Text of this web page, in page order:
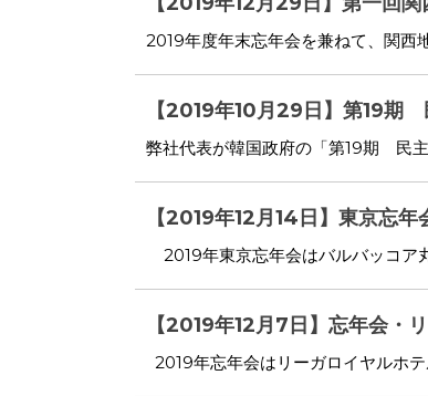
2019年度年末忘年会を兼ねて、関西
【2019年10月29日】第19期
弊社代表が韓国政府の「第19期 民
【2019年12月14日】東京忘年
2019年東京忘年会はバルバッコア
【2019年12月7日】忘年会・
2019年忘年会はリーガロイヤルホ